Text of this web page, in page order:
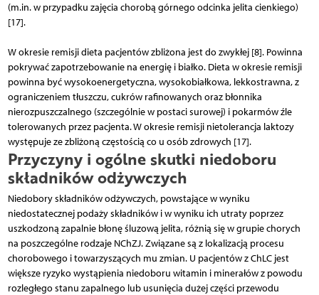
(m.in. w przypadku zajęcia chorobą górnego odcinka jelita cienkiego)
[17].
W okresie remisji dieta pacjentów zbliżona jest do zwykłej [8]. Powinna
pokrywać zapotrzebowanie na energię i białko. Dieta w okresie remisji
powinna być wysokoenergetyczna, wysokobiałkowa, lekkostrawna, z
ograniczeniem tłuszczu, cukrów rafinowanych oraz błonnika
nierozpuszczalnego (szczególnie w postaci surowej) i pokarmów źle
tolerowanych przez pacjenta. W okresie remisji nietolerancja laktozy
występuje ze zbliżoną częstością co u osób zdrowych [17].
Przyczyny i ogólne skutki niedoboru
składników odżywczych
Niedobory składników odżywczych, powstające w wyniku
niedostatecznej podaży składników i w wyniku ich utraty poprzez
uszkodzoną zapalnie błonę śluzową jelita, różnią się w grupie chorych
na poszczególne rodzaje NChZJ. Związane są z lokalizacją procesu
chorobowego i towarzyszących mu zmian. U pacjentów z ChLC jest
większe ryzyko wystąpienia niedoboru witamin i minerałów z powodu
rozległego stanu zapalnego lub usunięcia dużej części przewodu